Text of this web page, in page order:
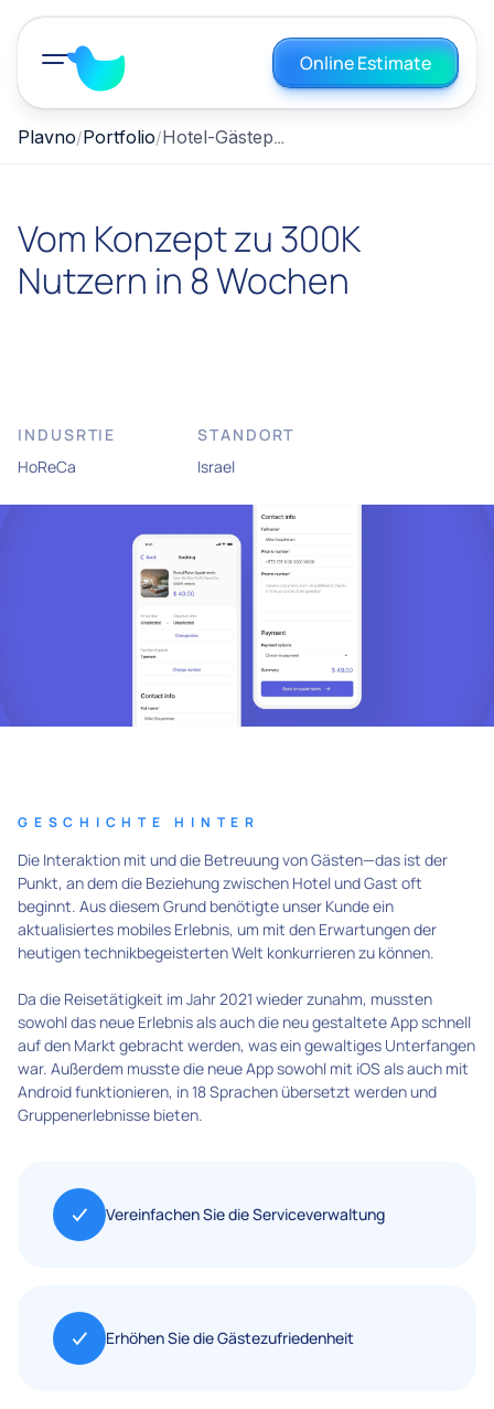
Online Estimate
Plavno Portfolio Hotel-Gästeplattform
Vom Konzept zu 300K
Nutzern in 8 Wochen
INDUSRTIE
HoReCa
STANDORT
Israel
GESCHICHTE HINTER
Die Interaktion mit und die Betreuung von Gästen—das ist der
Punkt, an dem die Beziehung zwischen Hotel und Gast oft
beginnt. Aus diesem Grund benötigte unser Kunde ein
aktualisiertes mobiles Erlebnis, um mit den Erwartungen der
heutigen technikbegeisterten Welt konkurrieren zu können.
Da die Reisetätigkeit im Jahr 2021 wieder zunahm, mussten
sowohl das neue Erlebnis als auch die neu gestaltete App schnell
auf den Markt gebracht werden, was ein gewaltiges Unterfangen
war. Außerdem musste die neue App sowohl mit iOS als auch mit
Android funktionieren, in 18 Sprachen übersetzt werden und
Gruppenerlebnisse bieten.
Vereinfachen Sie die Serviceverwaltung
Erhöhen Sie die Gästezufriedenheit